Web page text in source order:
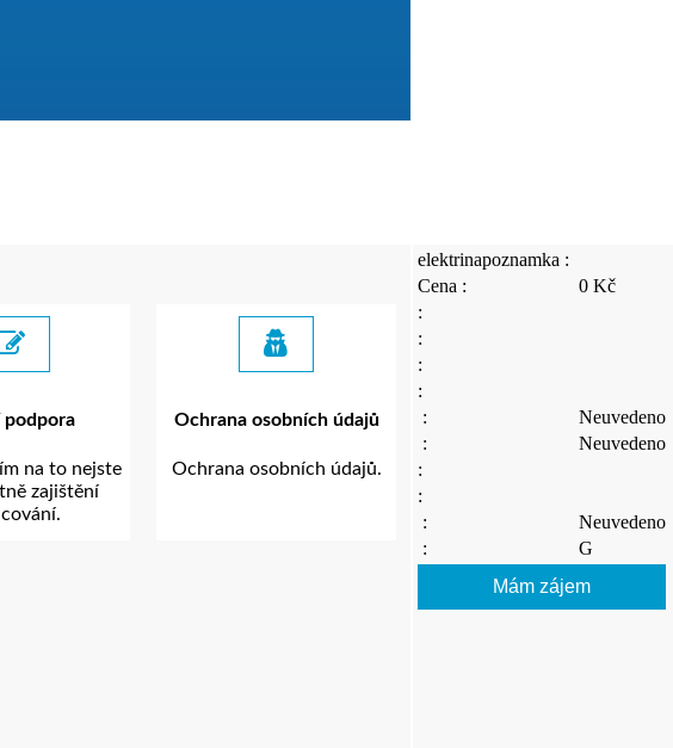
podpora
na to nejste
zajištění
Ochrana osobních údajů
Ochrana osobních údajů.
elektrinapoznamka :
Cena :
0 Kč
:
:
:
:
:
Neuvedeno
:
Neuvedeno
:
:
:
Neuvedeno
:
G